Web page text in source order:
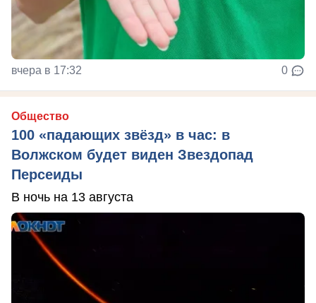
вчера в 17:32 0
Общество
100 «падающих звёзд» в час: в
Волжском будет виден Звездопад
Персеиды
В ночь на 13 августа